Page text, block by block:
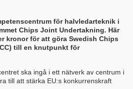
för halvledarteknik i
Chips Joint Undertakning. Här
kronor för att göra Swedish Chips
till en knutpunkt för
ska ingå i ett nätverk av centrum i
till att stärka EU:s konkurrenskraft